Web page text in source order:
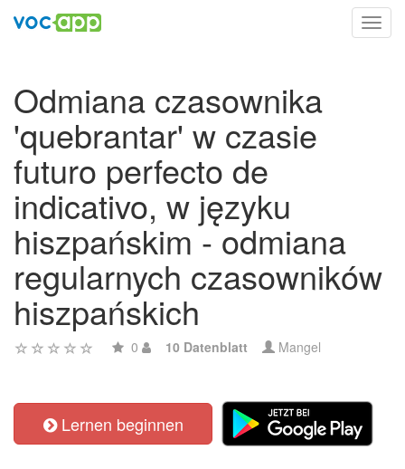
Odmiana czasownika
'quebrantar' w czasie
futuro perfecto de
indicativo, w języku
hiszpańskim - odmiana
regularnych czasowników
hiszpańskich
0 10 Datenblatt Mangel
Lernen beginnen